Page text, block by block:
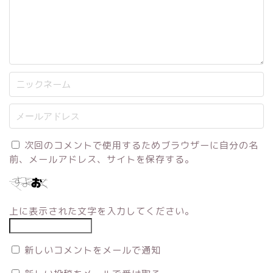
次回のコメントで使用するためブラウザーに自分の名
前、メールアドレス、サイトを保存する。
上に表示された文字を入力してください。
新しいコメントをメールで通知